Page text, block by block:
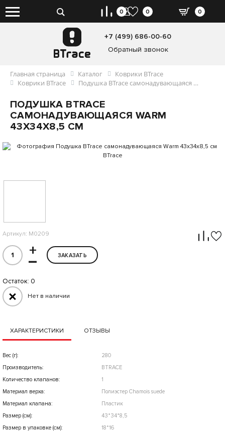
+7 (499) 686-00-60
Обратный звонок
0
0 0
Главная страница Каталог
Коврики BTrace
Коврики BTrace
Подушка BTrace самонадувающаяся Warm 43x34x8,5 см
ПОДУШКА BTRACE
САМОНАДУВАЮЩАЯСЯ WARM
43X34X8,5 СМ
Артикул: M0209
–
+ ЗАКАЗАТЬ
Остаток: 0
Нет в наличии
ХАРАКТЕРИСТИКИ ОТЗЫВЫ
Вес (г):
280
Производитель:
BTRACE
Количество клапанов:
1
Материал верха:
Полиэстер Сhamois suede
Материал клапана:
Пластик
Размер (см):
43*34*8,5
Размер в упаковке (см):
18*16